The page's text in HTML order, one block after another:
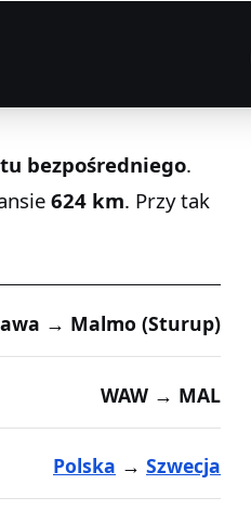
bezpośredniego.
624 km. Przy tak
→ Malmo (Sturup)
WAW → MAL
Polska → Szwecja